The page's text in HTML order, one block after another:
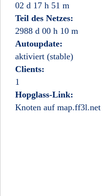
02 d 17 h 51 m
Teil des Netzes:
2988 d 00 h 10 m
Autoupdate:
aktiviert (stable)
Clients:
1
Hopglass-Link:
Knoten auf map.ff3l.net